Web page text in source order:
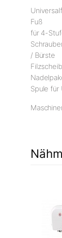
Fuß
für 4-
/ Bürste
Spule für